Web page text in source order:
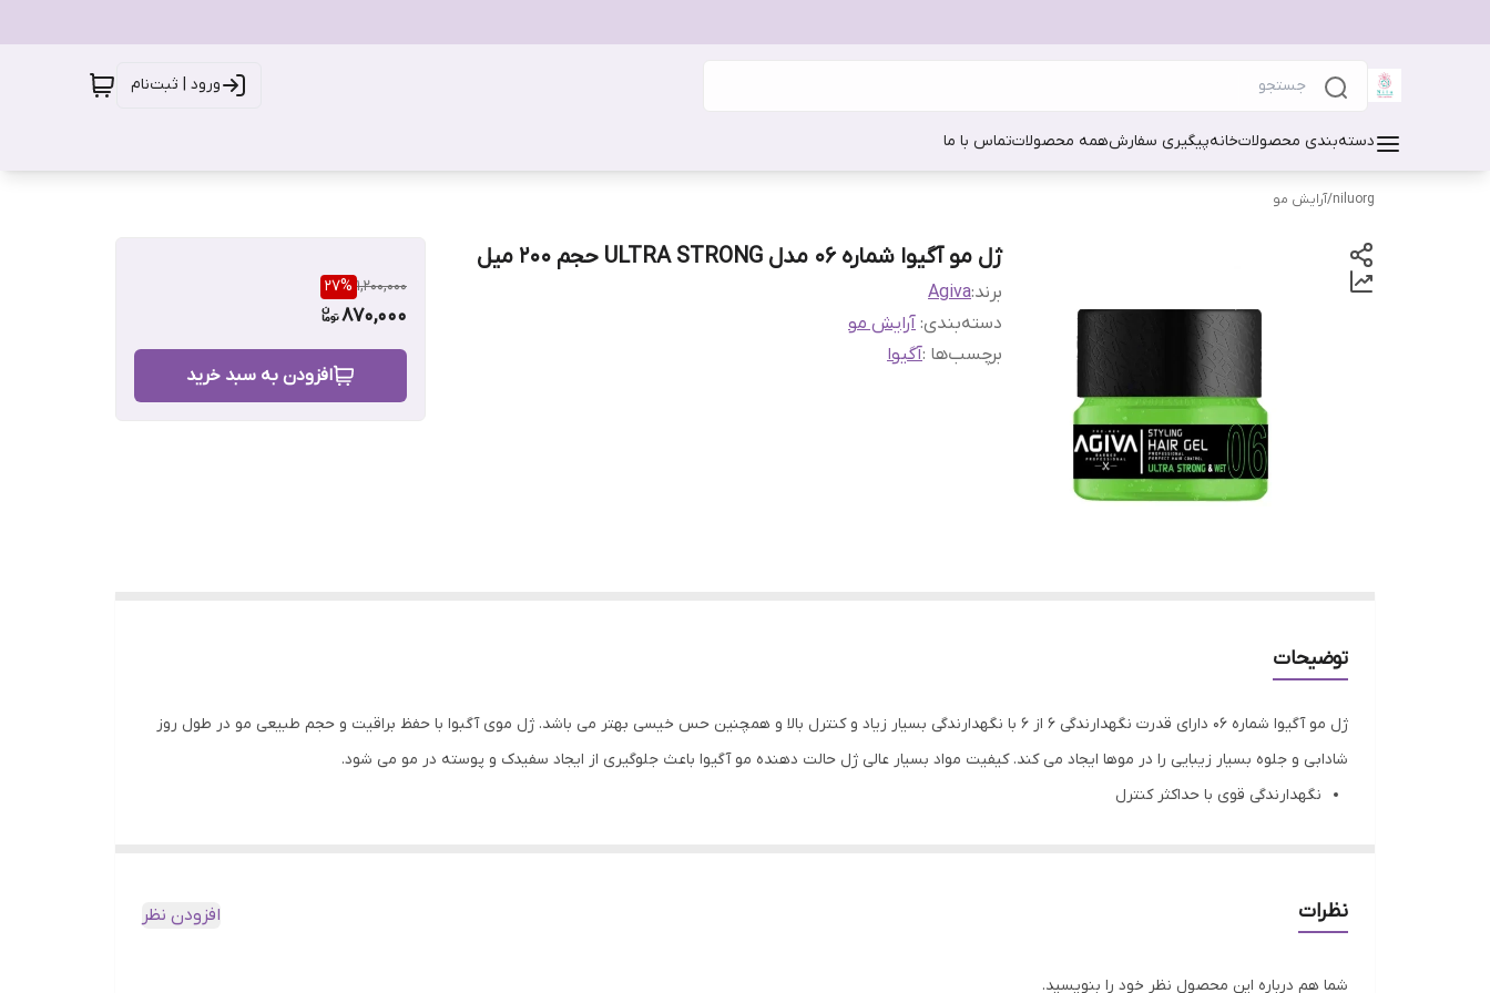
ورود | ثبت‌نام
دسته‌بندی محصولاتخانهپیگیری سفارشهمه محصولاتتماس با ما
niluorg
/آرایش مو
ژل مو آگیوا شماره 06 مدل ULTRA STRONG حجم 200 میل
برند:Agiva
دسته‌بندی: آرایش مو
برچسب‌ها :آگیوا
1,200,000
27%
870,000
افزودن به سبد خرید
توضیحات
ژل مو آگیوا شماره 06 دارای قدرت نگهدارندگی 6 از 6 با نگهدارندگی بسیار زیاد و کنترل بالا و همچنین حس خیسی بهتر می باشد. ژل موی آگبوا با حفظ براقیت و حجم طبیعی مو در طول روز
شادابی و جلوه بسیار زیبایی را در موها ایجاد می کند. کیفیت مواد بسیار عالی ژل حالت دهنده مو آگیوا باعث جلوگیری از ایجاد سفیدک و پوسته در مو می شود.
نگهدارندگی قوی با حداکثر کنترل
کیفیت عالی بدون پوسته
رایحه ملایم و بسیار خوشبو
نظرات افزودن نظر
شما هم درباره این محصول نظر خود را بنویسید.